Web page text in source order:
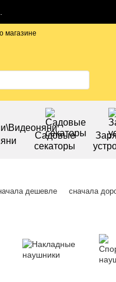
магазине
Садовые
секаторы
дешевле сначала